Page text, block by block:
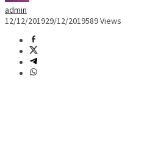
admin
12/12/201929/12/2019589 Views